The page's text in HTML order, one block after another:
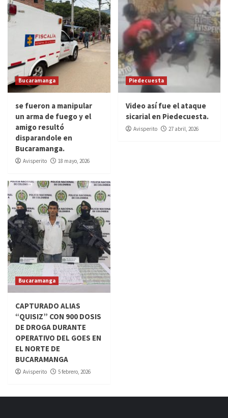
Bucaramanga
se fueron a manipular
un arma de fuego y el
amigo resultó
disparandole en
Bucaramanga.
Avisperito 18 mayo, 2026
Piedecuesta
Video así fue el ataque
sicarial en Piedecuesta.
Avisperito 27 abril, 2026
Bucaramanga
CAPTURADO ALIAS
“QUISIZ” CON 900 DOSIS
DE DROGA DURANTE
OPERATIVO DEL GOES EN
EL NORTE DE
BUCARAMANGA
Avisperito 5 febrero, 2026